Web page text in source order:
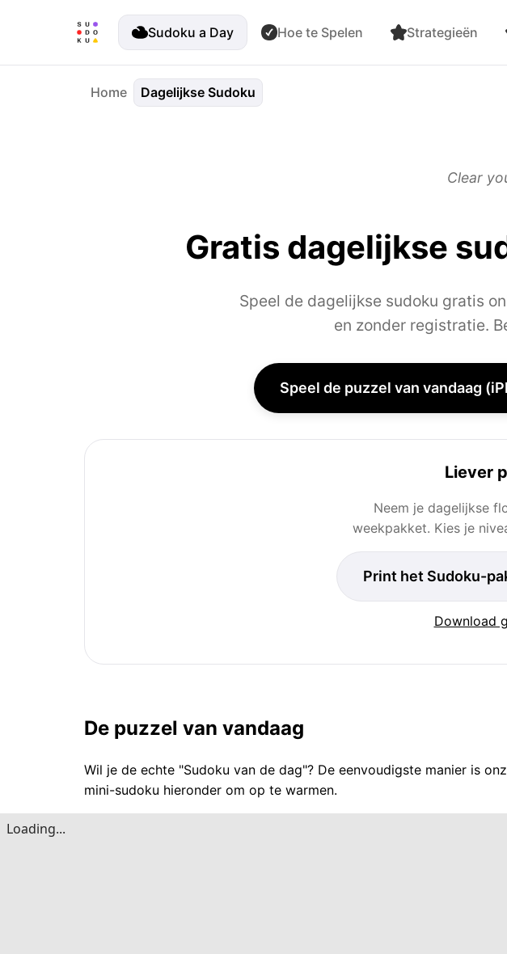
Sudoku a Day Hoe te Spelen Strategieën
Home Dagelijkse Sudoku
Clear
Gratis dagelijkse
Speel de dagelijkse sudoku gratis
en zonder registratie.
Speel de puzzel van vandaag
Liever
Neem je dagelijkse
weekpakket. Kies je
Print het Sudoku-
Download
De puzzel van vandaag
Wil je de echte "Sudoku van de dag"? De eenvoudigste manier is
mini-sudoku hieronder om op te warmen.